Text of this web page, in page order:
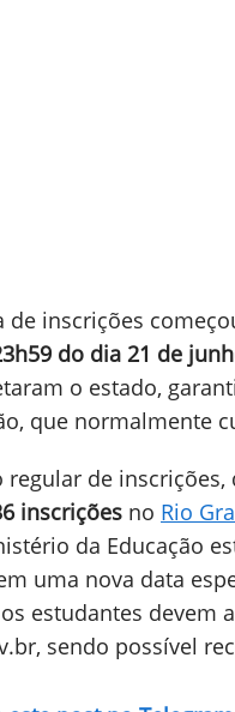
Teixeira (Inep)
2024 para